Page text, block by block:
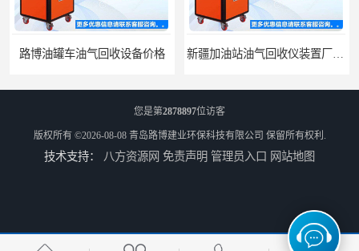
油气回收设备价格 新疆加油站油气回收仪装置厂家报价
您是第2878897位访客
版权所有 ©2026-08-08 青岛路博建业环保科技有限公司 保留所有权利.
技术支持： 八方资源网 免责声明 管理员入口 网站地图